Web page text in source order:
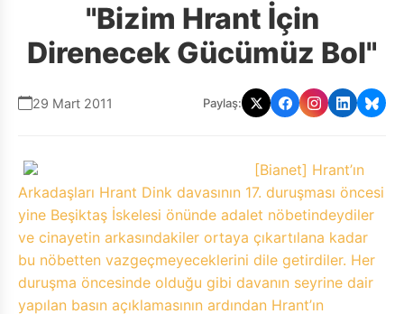
"Bizim Hrant İçin
Direnecek Gücümüz Bol"
29 Mart 2011 Paylaş:
[Bianet] Hrant’ın
Arkadaşları Hrant Dink davasının 17. duruşması öncesi
yine Beşiktaş İskelesi önünde adalet nöbetindeydiler
ve cinayetin arkasındakiler ortaya çıkartılana kadar
bu nöbetten vazgeçmeyeceklerini dile getirdiler. Her
duruşma öncesinde olduğu gibi davanın seyrine dair
yapılan basın açıklamasının ardından Hrant’ın